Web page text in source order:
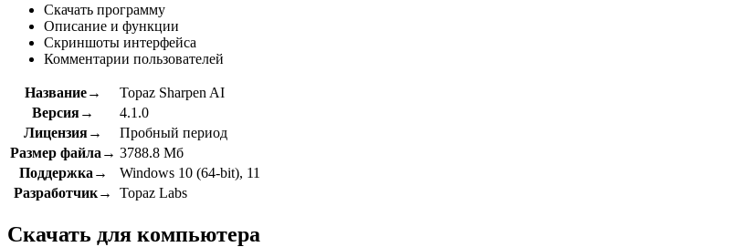
Скачать программу
Описание и функции
Скриншоты интерфейса
Комментарии пользователей
Название→
Topaz Sharpen AI
Версия→
4.1.0
Лицензия→
Пробный период
Размер файла→ 3788.8 Мб
Поддержка→
Windows 10 (64-bit), 11
Разработчик→
Topaz Labs
Скачать для компьютера